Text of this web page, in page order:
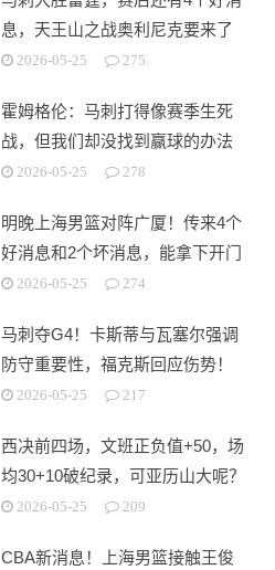
息，天王山之战奥利尼克要来了
2026-05-25 275
霍姆格伦：马刺打得像赛季生死
战，但我们却没找到赢球的办法
2026-05-25 278
明晚上海男篮对阵广厦！传来4个
好消息和2个坏消息，能拿下开门
红2026-05-25 274
马刺夺G4！卡斯蒂与瓦塞尔强调
防守重要性，福克斯回应伤势！
2026-05-25 217
西决前四场，文班正负值+50，场
均30+10破纪录，可亚历山大呢？
2026-05-25 209
CBA新消息！上海男篮接触王俊